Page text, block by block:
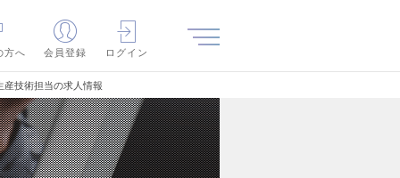
方へ
会員登録 ログイン
産技術担当の求人情報